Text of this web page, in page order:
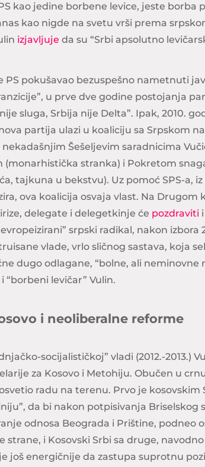
kao jedine borbene levice, jeste borba
kao nigde na svetu vrši prema
izjavljuje da su “Srbi apsolutno
PS pokušavao bezuspešno nametnuti
u prve dve godine postojanja
sluga, Srbija nije Delta”. Ipak, 2010.
partija ulazi u koaliciju sa Srpskom
Šešeljevim saradnicima
(monarhistička stranka) i Pokretom
tajkuna u bekstvu). Uz pomoć SPS-a,
ova koalicija osvaja vlast. Na Drugom
delegate i delegetkinje će pozdraviti
srpski radikal, nakon izbora
vlade, vrlo sličnog sastava, koja
dugo odlagane, “bolne, ali neminovne
“borbeni levičar” Vulin.
i neoliberalne reforme
socijalističkoj” vladi (2012.-2013.)
za Kosovo i Metohiju. Obučen u
radu na terenu. Prvo je kosovskim
da bi nakon potpisivanja Briselskog
odnosa Beograda i Prištine, podneo
strane, i Kosovski Srbi sa druge,
još energičnije da zastupa suprotnu